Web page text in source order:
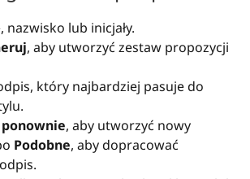
nazwisko lub inicjały.
, aby utworzyć zestaw propozycji
który najbardziej pasuje do
, aby utworzyć nowy
Podobne, aby dopracować